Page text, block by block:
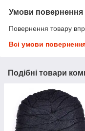
Умови повернення
Повернення товару
Всі умови
Подібні товари